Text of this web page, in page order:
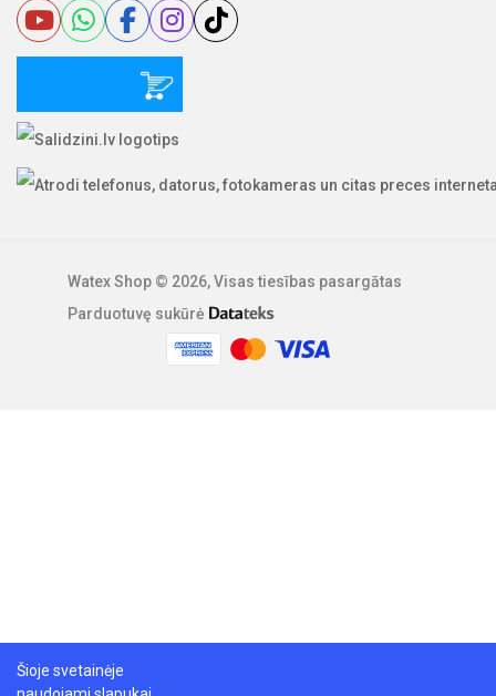
Watex Shop © 2026, Visas tiesības pasargātas
Parduotuvę sukūrė
Šioje svetainėje